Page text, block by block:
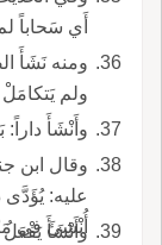
أَي سَحاباً
ولم
وأَنْشَأَ داراً:
وقال ابن
عليه:
أُنْشِئَ
وأَنْشَأَ يَفْعَلُ